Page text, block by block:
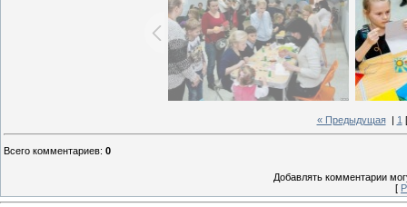
« Предыдущая| 1 [
Всего комментариев: 0
Добавлять комментарии
[